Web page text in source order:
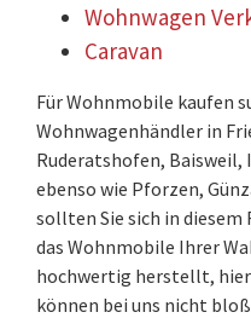
Wohnwagen
Caravan
Für Wohnmobile kaufen
Wohnwagenhändler in
Ruderatshofen,
ebenso wie Pforzen,
sollten Sie sich in diesem
das Wohnmobile Ihrer
hochwertig herstellt,
können bei uns nicht